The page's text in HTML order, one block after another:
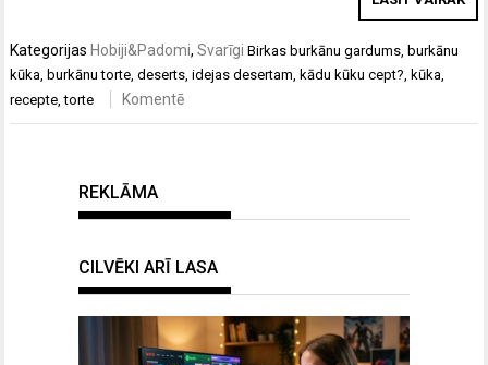
Kategorijas Hobiji&Padomi,Svarīgi Birkas burkānu gardums burkānu
kūka burkānu torte ,deserts ,idejas desertam kādu kūku cept? kūka
recepte ,torte Komentē
REKLĀMA
CILVĒKI ARĪ LASA